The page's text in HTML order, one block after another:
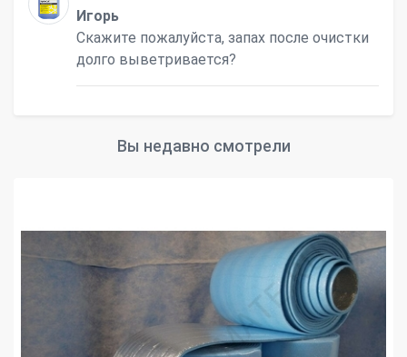
Игорь
Скажите пожалуйста, запах после очистки
долго выветривается?
Вы недавно смотрели